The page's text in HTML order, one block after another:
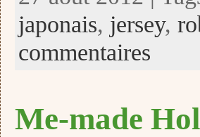
japonais, jersey,
commentaires
Me-made